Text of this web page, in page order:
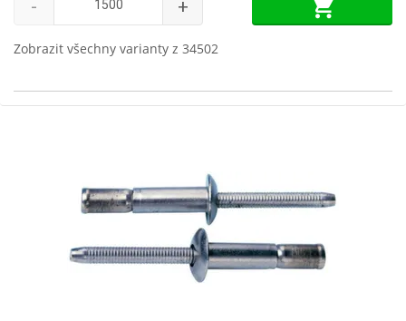
- +
Zobrazit všechny varianty z 34502